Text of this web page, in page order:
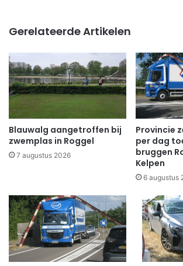
Gerelateerde Artikelen
Blauwalg aangetroffen bij
zwemplas in Roggel
7 augustus 2026
Provincie
per dag
bruggen
Kelpen
6 augustus